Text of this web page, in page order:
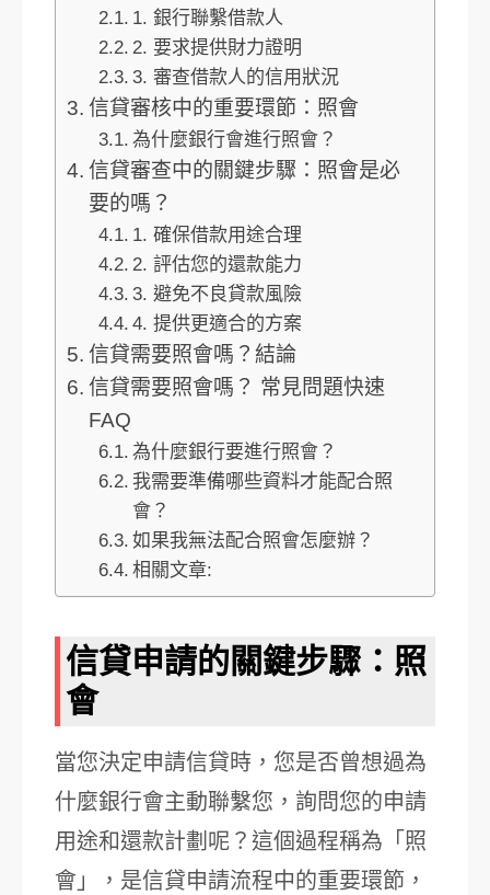
1. 銀行聯繫借款人
2. 要求提供財力證明
3. 審查借款人的信用狀況
信貸審核中的重要環節：照會
為什麼銀行會進行照會？
信貸審查中的關鍵步驟：照會是必
要的嗎？
1. 確保借款用途合理
2. 評估您的還款能力
3. 避免不良貸款風險
4. 提供更適合的方案
信貸需要照會嗎？結論
信貸需要照會嗎？ 常見問題快速
FAQ
為什麼銀行要進行照會？
我需要準備哪些資料才能配合照
會？
如果我無法配合照會怎麼辦？
相關文章:
信貸申請的關鍵步驟：照
會
當您決定申請信貸時，您是否曾想過為
什麼銀行會主動聯繫您，詢問您的申請
用途和還款計劃呢？這個過程稱為「照
會」，是信貸申請流程中的重要環節，